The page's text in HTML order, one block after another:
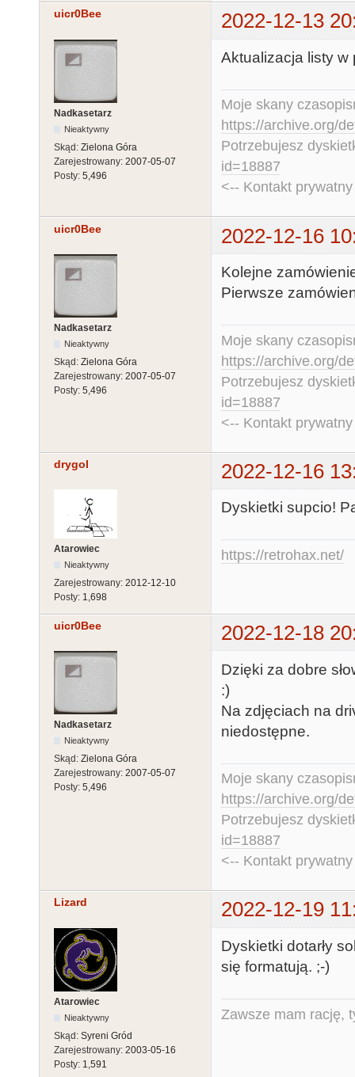
uicr0Bee 2022-12-13
Nadkasetarz
Nieaktywny
Skąd: Zielona Góra
Zarejestrowany: 2007-05-07
Posty: 5,496
Aktualizacja listy
Moje skany
https://archive.org/
Potrzebujesz
id=18887
<-- Kontakt
uicr0Bee 2022-12-16
Nadkasetarz
Nieaktywny
Skąd: Zielona Góra
Zarejestrowany: 2007-05-07
Posty: 5,496
Kolejne
Pierwsze
Moje skany
https://archive.org/
Potrzebujesz
id=18887
<-- Kontakt
drygol 2022-12-16
Atarowiec
Nieaktywny
Zarejestrowany: 2012-12-10
Posty: 1,698
Dyskietki supcio!
https://retrohax.net/
uicr0Bee 2022-12-18
Nadkasetarz
Nieaktywny
Skąd: Zielona Góra
Zarejestrowany: 2007-05-07
Posty: 5,496
Dzięki za dobre
:)
Na zdjęciach na
niedostępne.
Moje skany
https://archive.org/
Potrzebujesz
id=18887
<-- Kontakt
Lizard 2022-12-19
Atarowiec
Nieaktywny
Skąd: Syreni Gród
Zarejestrowany: 2003-05-16
Posty: 1,591
Dyskietki dotarły
się formatują. ;-)
Zawsze mam rację,